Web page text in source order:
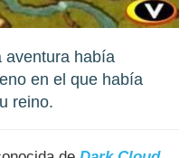
aventura había
en el que había
reino.